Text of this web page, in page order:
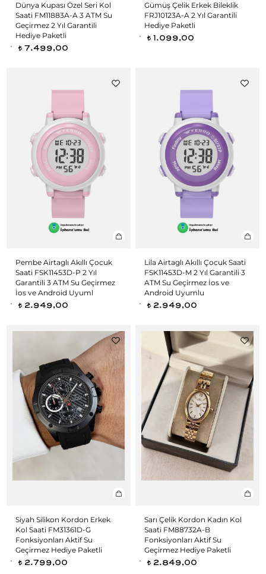
Dünya Kupası Özel Seri Kol
Saati FM11883A-A 3 ATM Su
Geçirmez 2 Yıl Garantili
Hediye Paketli
t 7.499,00
Gümüş Çelik Erkek Bileklik
FRJ10123A-A 2 Yıl Garantili
Hediye Paketli
t 1.099,00
Pembe Airtaglı Akıllı Çocuk
Saati FSK11453D-P 2 Yıl
Garantili 3 ATM Su Geçirmez
İos ve Android Uyuml
t 2.949,00
Lila Airtaglı Akıllı Çocuk Saati
FSK11453D-M 2 Yıl Garantili 3
ATM Su Geçirmez İos ve
Android Uyumlu
t 2.949,00
Siyah Silikon Kordon Erkek
Kol Saati FM31361D-G
Fonksiyonları Aktif Su
Geçirmez Hediye Paketli
t 2.799,00
Sarı Çelik Kordon Kadın Kol
Saati FM88732A-B
Fonksiyonları Aktif Su
Geçirmez Hediye Paketli
t 2.849,00